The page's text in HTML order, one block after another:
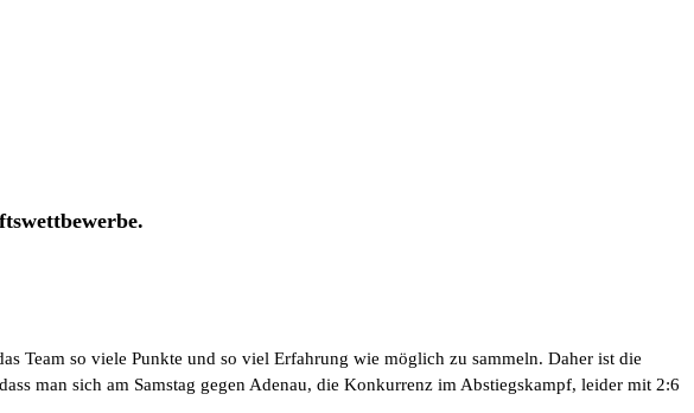
Team so viele Punkte und so viel Erfahrung wie möglich zu sammeln. Daher ist die
man sich am Samstag gegen Adenau, die Konkurrenz im Abstiegskampf, leider mit 2:6